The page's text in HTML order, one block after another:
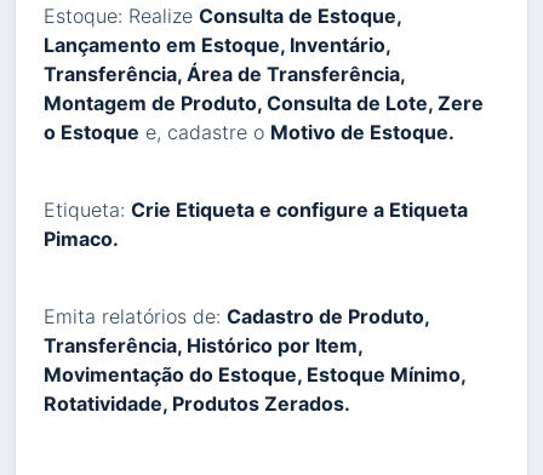
Estoque: Realize Consulta de Estoque,
Lançamento em Estoque, Inventário,
Transferência, Área de Transferência,
Montagem de Produto, Consulta de Lote, Zere
o Estoque e, cadastre o Motivo de Estoque.
Etiqueta: Crie Etiqueta e configure a Etiqueta
Pimaco.
Emita relatórios de: Cadastro de Produto,
Transferência, Histórico por Item,
Movimentação do Estoque, Estoque Mínimo,
Rotatividade, Produtos Zerados.